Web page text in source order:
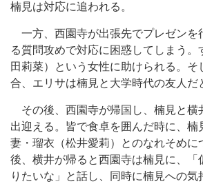
楠見は対応に追われる。
一方、西園寺が出張先でプレゼンを
る質問攻めで対応に困惑してしまう。
田莉菜）という女性に助けられる。そ
合、エリサは楠見と大学時代の友人だ
その後、西園寺が帰国し、楠見と横
出迎える。皆で食卓を囲んだ時に、楠
妻・瑠衣（松井愛莉）とのなれそめに
後、横井が帰ると西園寺は楠見に、「
りたいな」と話し、同時に楠見への気